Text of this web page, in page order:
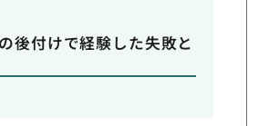
後付けで経験した失敗と